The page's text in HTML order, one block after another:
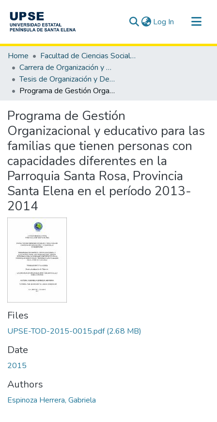
Log In (current)
Communities & Collections
All of DSpace
Statistics
Home
Facultad de Ciencias Sociales y de la Salud
Carrera de Organización y Desarrollo Comunitario
Tesis de Organización y Desarrollo Comunitario
Programa de Gestión Organizacional y educativo para las familias que tienen personas con capacidades diferentes en la Parroquia Santa Rosa, Provincia Santa Elena en el período 2013-2014
Programa de Gestión
Organizacional y educativo para las
familias que tienen personas con
capacidades diferentes en la
Parroquia Santa Rosa, Provincia
Santa Elena en el período 2013-
2014
Files
UPSE-TOD-2015-0015.pdf(2.68 MB)
Date
2015
Authors
Espinoza Herrera, Gabriela